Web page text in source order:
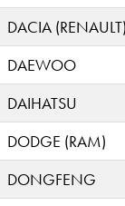
DACIA (RENAULT)
DAEWOO
DAIHATSU
DODGE (RAM)
DONGFENG